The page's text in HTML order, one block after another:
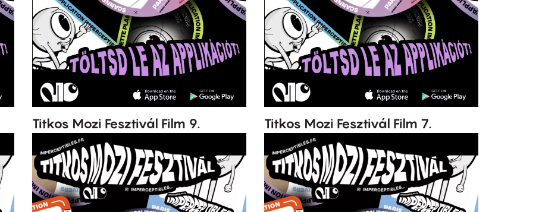
Titkos Mozi Fesztivál Film 9. Titkos Mozi Fesztivál Film 7.